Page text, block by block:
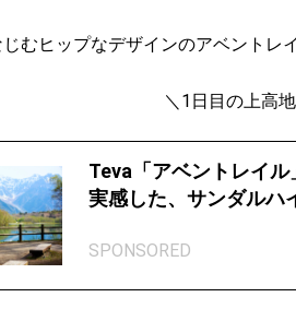
むヒップなデザインのアベントレ
＼1日目の上高
Teva「アベントレイ
実感した、サンダルハ
SPONSORED